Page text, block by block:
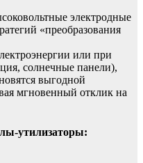
электродные
«преобразования
или при
солнечные панели),
выгодной
мгновенный отклик на
утилизаторы: